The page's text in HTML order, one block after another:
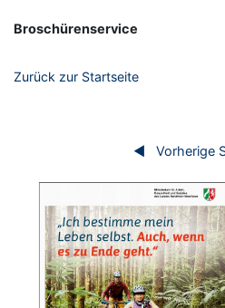
Broschürenservice
Zurück zur Startseite
Vorherige